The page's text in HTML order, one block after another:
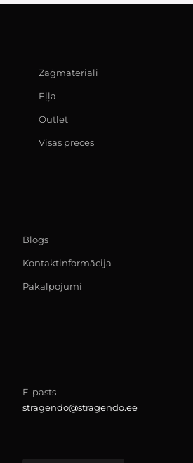
Zāģmateriāli
Eļļa
Outlet
Visas preces
Blogs
Kontaktinformācija
Pakalpojumi
E-pasts
stragendo@stragendo.ee